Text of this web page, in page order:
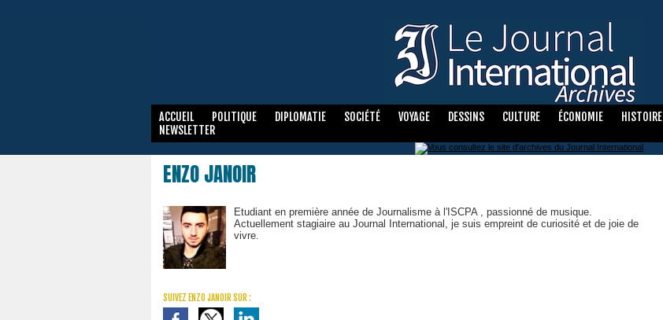
ACCUEIL POLITIQUE DIPLOMATIE SOCIÉTÉ VOYAGE DESSINS CULTURE ÉCONOMIE HISTOIRE
NEWSLETTER
ENZO JANOIR
Etudiant en première année de Journalisme à l'ISCPA , passionné de musique.
Actuellement stagiaire au Journal International, je suis empreint de curiosité et de joie de
vivre.
SUIVEZ ENZO JANOIR SUR :